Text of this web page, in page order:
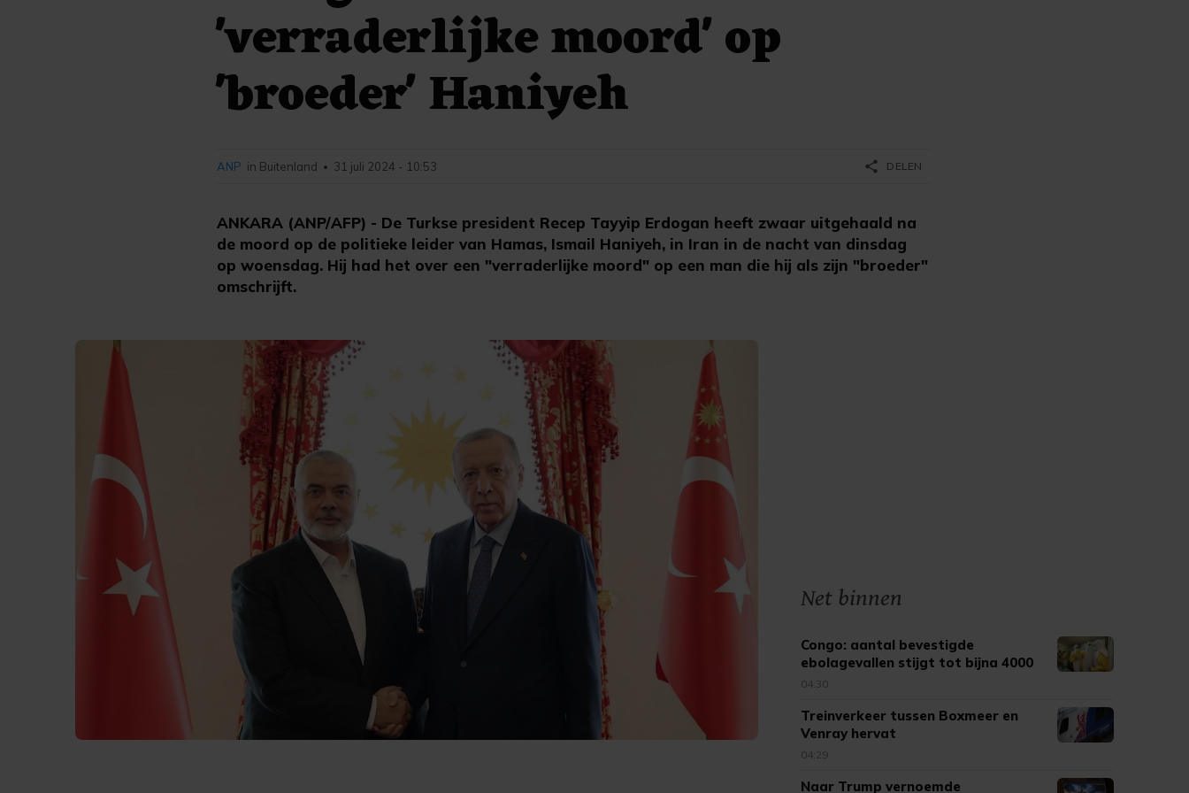
'verraderlijke moord' op
'broeder' Haniyeh
ANKARA (ANP/AFP) - De Turkse president Recep Tayyip Erdogan heeft zwaar uitgehaald na
de moord op de politieke leider van Hamas, Ismail Haniyeh, in Iran in de nacht van dinsdag
op woensdag. Hij had het over een "verraderlijke moord" op een man die hij als zijn "broeder"
omschrijft.
ANP in Buitenland • 31 juli 2024 - 10:53 share DELEN
Net binnen
Congo: aantal bevestigde
ebolagevallen stijgt tot bijna 4000
04:30
Treinverkeer tussen Boxmeer en
Venray hervat
04:29
Naar Trump vernoemde